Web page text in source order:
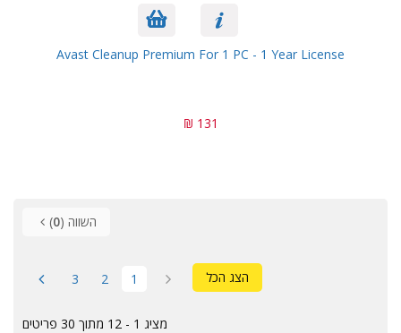
Avast Cleanup Premium For 1 PC - 1 Year License
131 ₪
השווה (0
)
הצג הכל 1
2
3
מציג 1 - 12 מתוך 30 פריטים